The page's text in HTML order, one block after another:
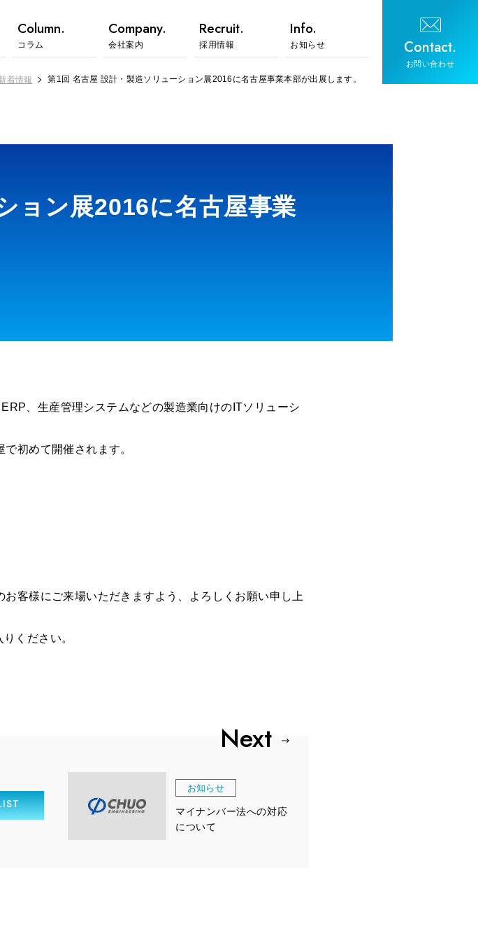
Column.
コラム
Company.
会社案内
Recruit.
採用情報
Info.
お知らせ Contact.
お問い合わせ
着情報 第1回 名古屋 設計・製造ソリューション展2016に名古屋事業本部が出展します。
ョン展2016に名古屋事業
、生産管理システムなどの製造業向けのITソリューシ
初めて開催されます。
客様にご来場いただきますよう、よろしくお願い申し上
ください。
お知らせ
マイナンバー法への対応
について